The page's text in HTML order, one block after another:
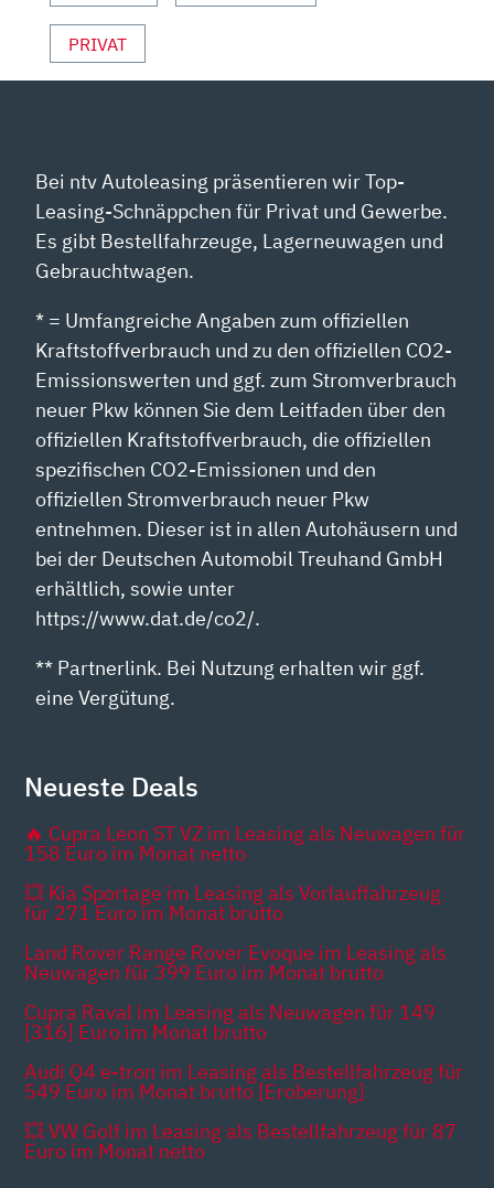
PRIVAT
Bei ntv Autoleasing präsentieren wir Top-
Leasing-Schnäppchen für Privat und Gewerbe.
Es gibt Bestellfahrzeuge, Lagerneuwagen und
Gebrauchtwagen.
* = Umfangreiche Angaben zum offiziellen
Kraftstoffverbrauch und zu den offiziellen CO2-
Emissionswerten und ggf. zum Stromverbrauch
neuer Pkw können Sie dem Leitfaden über den
offiziellen Kraftstoffverbrauch, die offiziellen
spezifischen CO2-Emissionen und den
offiziellen Stromverbrauch neuer Pkw
entnehmen. Dieser ist in allen Autohäusern und
bei der Deutschen Automobil Treuhand GmbH
erhältlich, sowie unter
https://www.dat.de/co2/.
** Partnerlink. Bei Nutzung erhalten wir ggf.
eine Vergütung.
Neueste Deals
🔥 Cupra Leon ST VZ im Leasing als Neuwagen für
158 Euro im Monat netto
💥 Kia Sportage im Leasing als Vorlauffahrzeug
für 271 Euro im Monat brutto
Land Rover Range Rover Evoque im Leasing als
Neuwagen für 399 Euro im Monat brutto
Cupra Raval im Leasing als Neuwagen für 149
[316] Euro im Monat brutto
Audi Q4 e-tron im Leasing als Bestellfahrzeug für
549 Euro im Monat brutto [Eroberung]
💥 VW Golf im Leasing als Bestellfahrzeug für 87
Euro im Monat netto